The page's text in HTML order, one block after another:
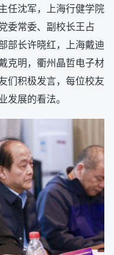
任沈军，上海行健学院
委常委、副校长王占
部长许晓红，上海戴迪
克明，衢州晶哲电子材
们积极发言，每位校友
展的看法。